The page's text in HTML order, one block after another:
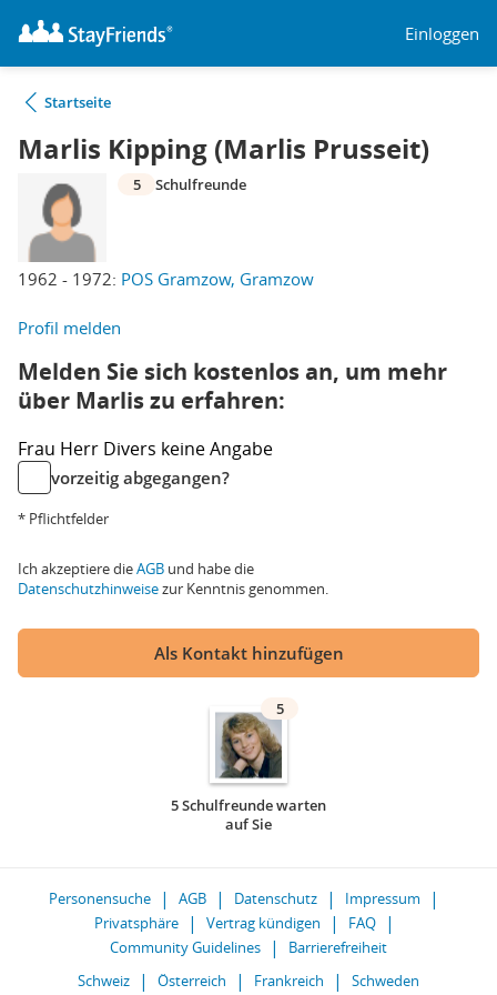
Einloggen
Startseite
Marlis Kipping (Marlis Prusseit)
1962 - 1972: POS Gramzow, Gramzow
5 Schulfreunde
Profil melden
Melden Sie sich kostenlos an, um mehr
über Marlis zu erfahren:
Frau Herr Divers keine Angabe
vorzeitig abgegangen?
* Pflichtfelder
Ich akzeptiere dieAGB und habe die
Datenschutzhinweisezur Kenntnis genommen.
Als Kontakt hinzufügen
5
5 Schulfreunde warten
auf Sie
Personensuche AGB Datenschutz
Impressum
Privatsphäre
Vertrag kündigen
FAQ
Community Guidelines
Barrierefreiheit
Schweiz
Österreich Frankreich Schweden